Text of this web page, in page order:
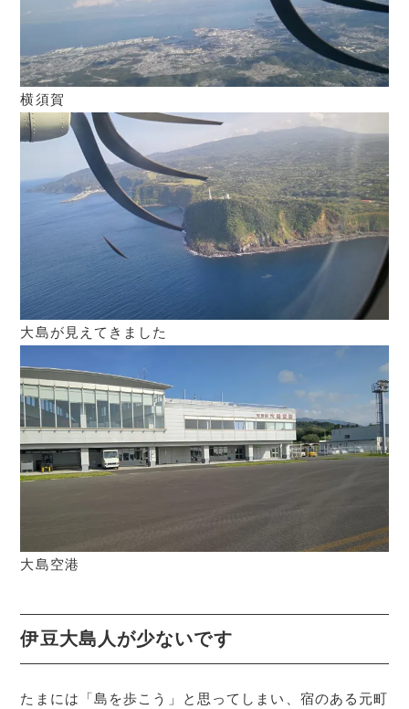
横須賀
大島が見えてきました
大島空港
伊豆大島人が少ないです
たまには「島を歩こう」と思ってしまい、宿のある元町